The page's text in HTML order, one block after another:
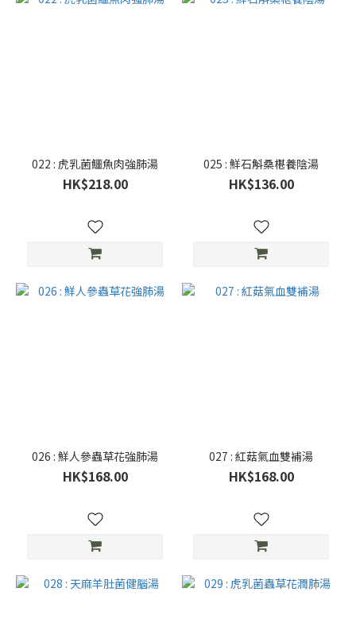
022 : 虎乳菌鱷魚肉強肺湯
HK$218.00
025 : 鮮石斛桑椹養陰湯
HK$136.00
026 : 鮮人參蟲草花強肺湯
HK$168.00
027 : 紅菇氣血雙補湯
HK$168.00